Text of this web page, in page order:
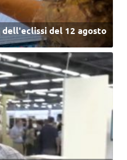
del 12 agosto